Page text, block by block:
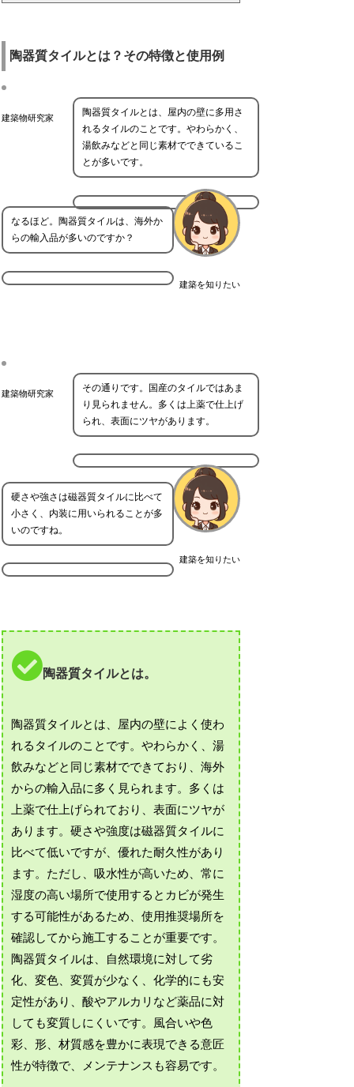
陶器質タイルとは？その特徴と使用例
建築物研究家
陶器質タイルとは、屋内の壁に多用さ
れるタイルのことです。やわらかく、
湯飲みなどと同じ素材でできているこ
とが多いです。
建築を知りたい
なるほど。陶器質タイルは、海外か
らの輸入品が多いのですか？
建築物研究家
その通りです。国産のタイルではあま
り見られません。多くは上薬で仕上げ
られ、表面にツヤがあります。
建築を知りたい
硬さや強さは磁器質タイルに比べて
小さく、内装に用いられることが多
いのですね。
陶器質タイルとは。
陶器質タイルとは、屋内の壁によく使わ
れるタイルのことです。やわらかく、湯
飲みなどと同じ素材でできており、海外
からの輸入品に多く見られます。多くは
上薬で仕上げられており、表面にツヤが
あります。硬さや強度は磁器質タイルに
比べて低いですが、優れた耐久性があり
ます。ただし、吸水性が高いため、常に
湿度の高い場所で使用するとカビが発生
する可能性があるため、使用推奨場所を
確認してから施工することが重要です。
陶器質タイルは、自然環境に対して劣
化、変色、変質が少なく、化学的にも安
定性があり、酸やアルカリなど薬品に対
しても変質しにくいです。風合いや色
彩、形、材質感を豊かに表現できる意匠
性が特徴で、メンテナンスも容易です。